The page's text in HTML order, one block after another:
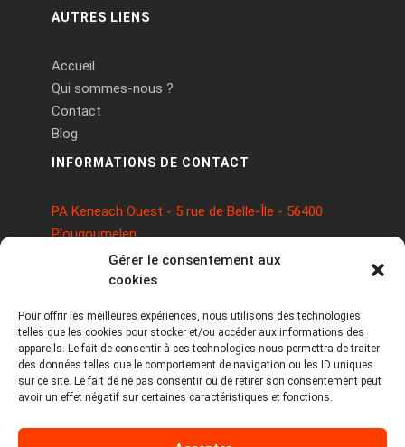
Gérer le consentement aux
cookies
Pour offrir les meilleures expériences, nous utilisons des technologies
telles que les cookies pour stocker et/ou accéder aux informations des
appareils. Le fait de consentir à ces technologies nous permettra de traiter
des données telles que le comportement de navigation ou les ID uniques
sur ce site. Le fait de ne pas consentir ou de retirer son consentement peut
avoir un effet négatif sur certaines caractéristiques et fonctions.
AUTRES LIENS
Accueil
Qui sommes-nous ?
Contact
Blog
INFORMATIONS DE CONTACT
PA Keneach Ouest - 5 rue de Belle-Île - 56400
Plougoumelen
contact@logiciels-etiquettes.com
09 71 37 25 93
Copyright © 2026 Tous droits réservés -